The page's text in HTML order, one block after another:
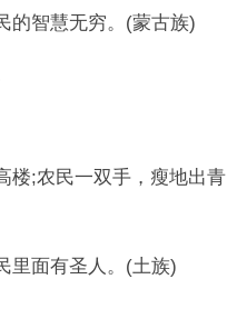
智慧无穷。(蒙古族)
;农民一双手，瘦地出青
面有圣人。(土族)